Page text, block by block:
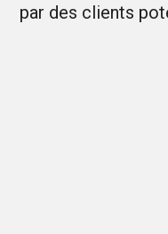
par des clients